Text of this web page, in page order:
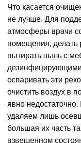
Что касается
не лучше. Для
атмосферы врачи
помещения, делать
вытирать пыль с
оспаривать эти
очистить воздух в
явно
удаляем лишь
большая их часть
взвешенном